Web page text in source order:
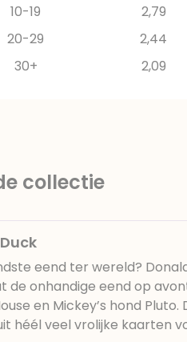
10-19
2,79
20-29
2,44
30+
2,09
collectie
eend ter wereld?
de onhandige eend op
en Mickey’s hond
héél veel vrolijke kaarten